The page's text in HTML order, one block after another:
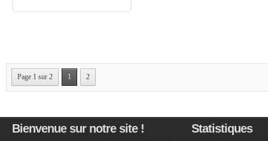
Page 1 sur 2 1 2
Bienvenue sur notre site ! Statistiques